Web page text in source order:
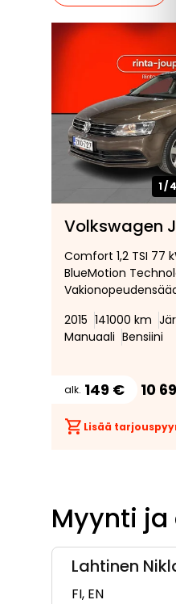
1/
Volkswagen
Comfort 1,2 TSI 77
BlueMotion
Lämmitettävät
Merkkiliikkeen
takana *
2015 141000 km
Manuaali Bensiini
alk. 149 € 10
Lisää
Myynti ja
Lahtinen
FI, EN